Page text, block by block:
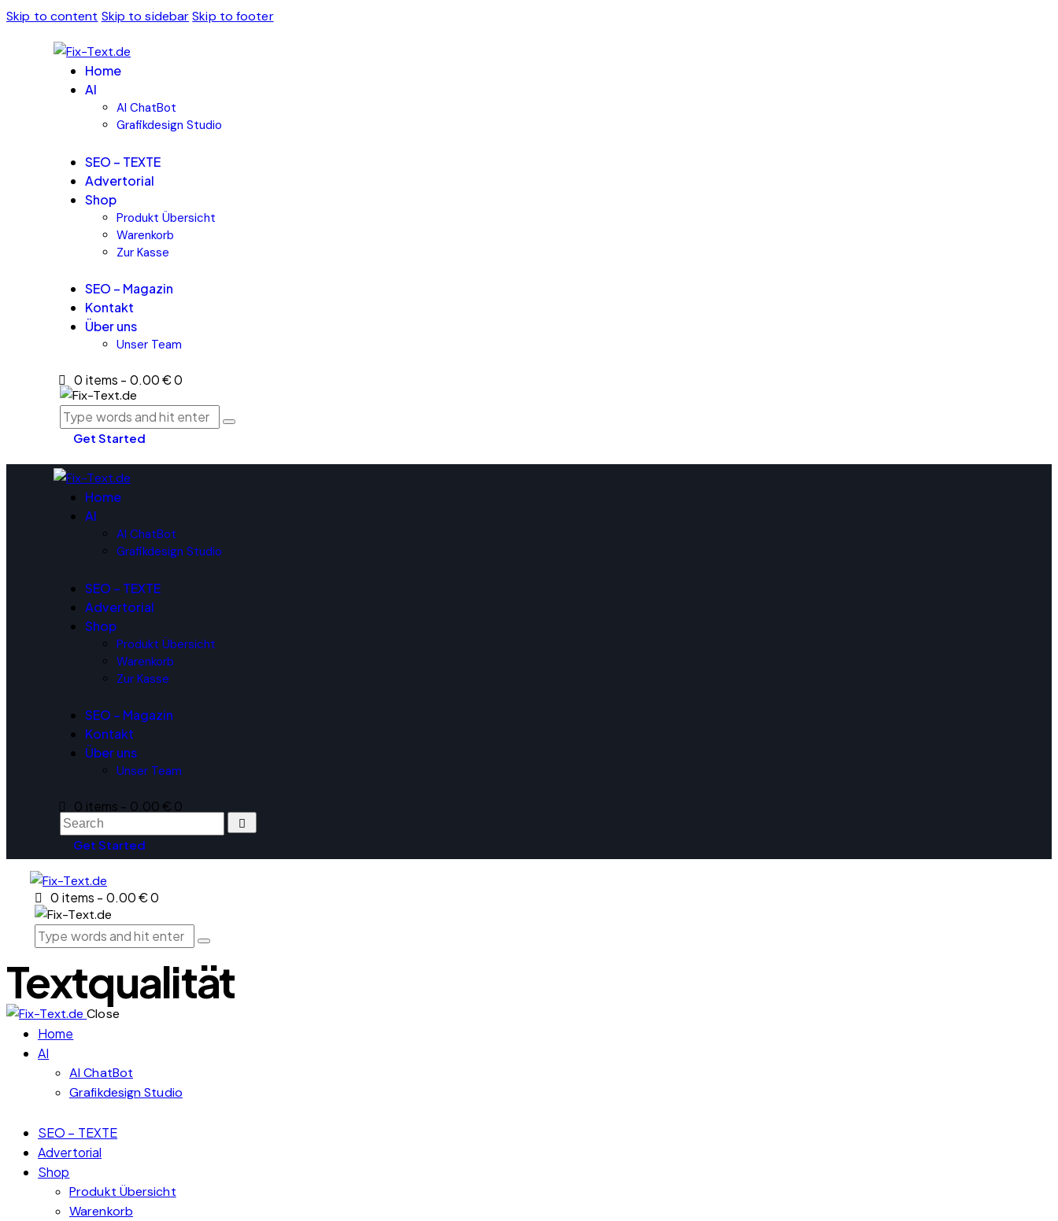
Skip to content Skip to sidebar Skip to footer
Home
AI
AI ChatBot
Grafikdesign Studio
SEO – TEXTE
Advertorial
Shop
Produkt Übersicht
Warenkorb
Zur Kasse
SEO – Magazin
Kontakt
Über uns
Unser Team
0 items - 0.00 €0
Get Started
Home
AI
AI ChatBot
Grafikdesign Studio
SEO – TEXTE
Advertorial
Shop
Produkt Übersicht
Warenkorb
Zur Kasse
SEO – Magazin
Kontakt
Über uns
Unser Team
0 items - 0.00 € 0
Get Started
0 items - 0.00 €0
Textqualität
Close
Home
AI
AI ChatBot
Grafikdesign Studio
SEO – TEXTE
Advertorial
Shop
Produkt Übersicht
Warenkorb